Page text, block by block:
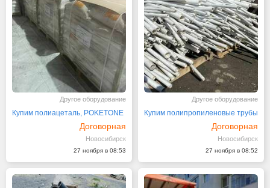
Другое оборудование
Купим полиацеталь, POKETONE
Договорная
Новосибирск
27 ноября в 08:53
Другое оборудование
Купим полипропиленовые трубы
Договорная
Новосибирск
27 ноября в 08:52